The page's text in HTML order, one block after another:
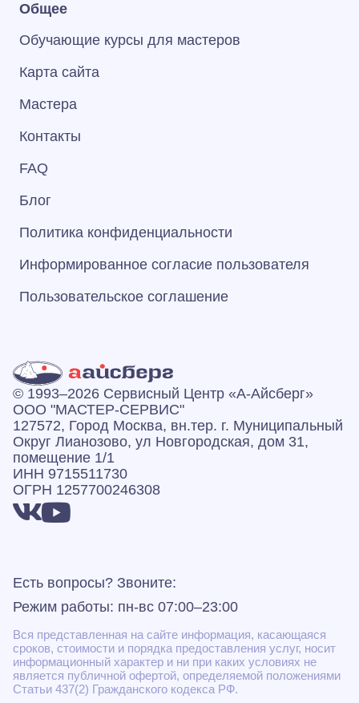
Общее
Обучающие курсы для мастеров
Карта сайта
Мастера
Контакты
FAQ
Блог
Политика конфиденциальности
Информированное согласие пользователя
Пользовательское соглашение
© 1993–2026 Сервисный Центр «А‑Айсберг»
ООО "МАСТЕР-СЕРВИС"
127572, Город Москва, вн.тер. г. Муниципальный
Округ Лианозово, ул Новгородская, дом 31,
помещение 1/1
ИНН 9715511730
ОГРН 1257700246308
Есть вопросы? Звоните:
Режим работы: пн-вс 07:00–23:00
Вся представленная на сайте информация, касающаяся
сроков, стоимости и порядка предоставления услуг, носит
информационный характер и ни при каких условиях не
является публичной офертой, определяемой положениями
Статьи 437(2) Гражданского кодекса РФ.